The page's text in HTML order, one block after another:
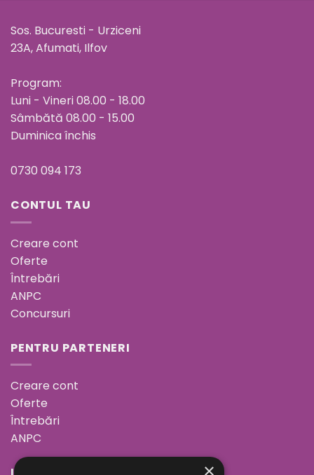
Sos. Bucuresti - Urziceni
23A, Afumati, Ilfov
Program:
Luni - Vineri 08.00 - 18.00
Sâmbătă 08.00 - 15.00
Duminica închis
0730 094 173
CONTUL TAU
Creare cont
Oferte
Întrebări
ANPC
Concursuri
PENTRU PARTENERI
Creare cont
Oferte
Întrebări
ANPC